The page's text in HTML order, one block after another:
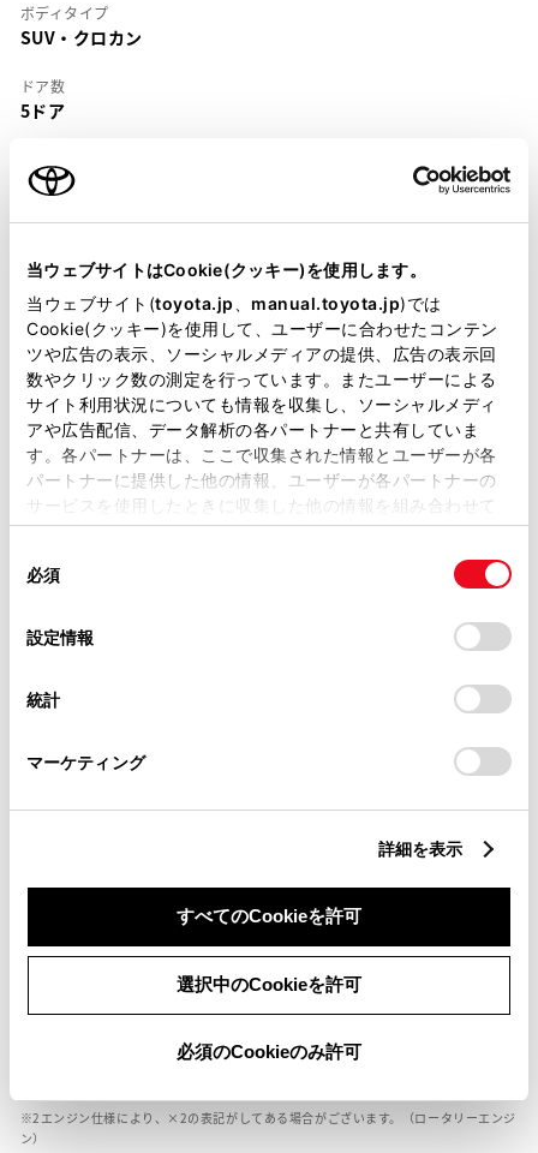
当ウェブサイトはCookie(クッキー)を使用します。
当ウェブサイト(toyota.jp manual.toyota.jp)では
Cookie(クッキー)を使用して、ユーザーに合わせたコンテン
ツや広告の表示、ソーシャルメディアの提供、広告の表示回
数やクリック数の測定を行っています。またユーザーによる
サイト利用状況についても情報を収集し、ソーシャルメディ
アや広告配信、データ解析の各パートナーと共有していま
す。各パートナーは、ここで収集された情報とユーザーが各
パートナーに提供した他の情報、ユーザーが各パートナーの
サービスを使用したときに収集した他の情報を組み合わせて
使用することがあります。当ウェブサイトの使用を続行する
デバイスにすべてのCookie(クッキー)が保存されることに同
意したことになります。Cookie(クッキー)のオプトアウト、
設定の変更、同意を撤回したりするにあたっては、当社の
「Cookie（クッキー）情報の取り扱いについて
」をご覧くだ
必須
設定情報
統計
マーケティング
詳細を表示
すべてのCookieを許可
選択中のCookieを許可
必須のCookieのみ許可
ボディタイプ
SUV・クロカン
ドア数
5ドア
5名
5BA-MXPB10
全長×全幅×全高
4180×1765×1590mm
ホイールベース ※1
2560mm
トレッド前／後
1525/1525mm
室内長×室内幅×室内高
1110kg
燃料・性能・詳細スペック
装備・オプション
車の種類、仕様により数値が複数ある場合とサスペンション形式などにより、ホイ
エンジン仕様により、×2の表記がしてある場合がございます。（ロータリーエンジ
ン）